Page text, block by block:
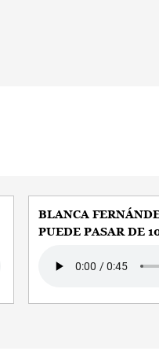
BLANCA
PUEDE PASAR DE